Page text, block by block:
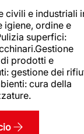
civili e industriali
igiene, ordine e
superfici:
prodotti e
gestione dei
cura della